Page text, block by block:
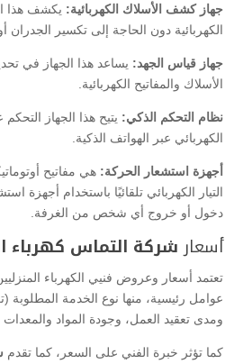
جهاز كشف الأسلاك الكهربائية: يكشف هذا
الكهربائية دون الحاجة إلى تكسير الجدران
جهاز قياس الجهد: يساعد هذا الجهاز في
الأسلاك والمفاتيح الكهربائية.
نظام التحكم الذكي: يتيح هذا الجهاز
الكهربائي عبر الهواتف الذكية.
أجهزة استشعار الحركة: هي مفاتيح
التيار الكهربائي تلقائيًا باستخدام أجهزة
دخول أو خروج أي شخص من الغرفة.
أسعار شركة التماس كهرباء
تعتمد أسعار وعروض فنيي الكهرباء
عوامل رئيسية، منها نوع الخدمة المطلوبة
ومدى تعقيد العمل، وجودة المواد
كما تؤثر خبرة الفني على السعر، كما تقدم